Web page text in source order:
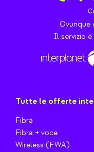
Ovunque
Il servizio
Tutte le offerte
Fibra
Fibra + voce
Wireless (FWA)